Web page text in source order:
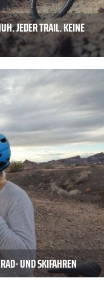
JEDER TRAIL. KEINE
UND SKIFAHREN